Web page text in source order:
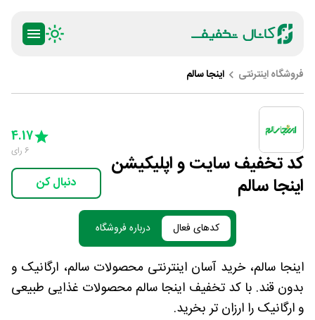
فروشگاه اینترنتی اینجا سالم
کد تخفیف سایت و اپلیکیشن
اینجا سالم
4 Stars
5 Stars
4.17
6 رای
دنبال کن
کدهای فعال درباره فروشگاه
اینجا سالم، خرید آسان اینترنتی محصولات سالم، ارگانیک و
بدون قند. با کد تخفیف اینجا سالم محصولات غذایی طبیعی
و ارگانیک را ارزان تر بخرید.